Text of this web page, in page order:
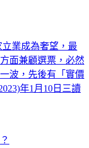
業成為奢望，最
面兼顧選票，必然
波，先後有「實價
年1月10日三讀